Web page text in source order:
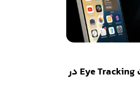
نحوه فعال کردن قابلیت Eye Tracking در